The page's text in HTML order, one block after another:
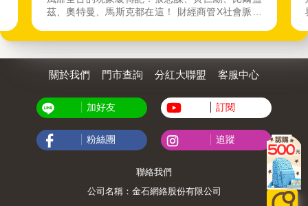
茲、奧特曼、馬斯克都在這！ 財經商管X社會脈動
關於我們 門市查詢 分紅大聯盟 客服中心
加好友 訂閱
粉絲團 追蹤
聯絡我們
公司名稱：金石網絡股份有限公司